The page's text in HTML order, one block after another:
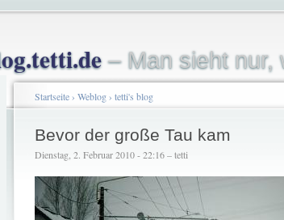
– Man sieht nur,
Startseite› Weblog› tetti's blog
Bevor der große Tau kam
Dienstag, 2. Februar 2010 - 22:16 – tetti